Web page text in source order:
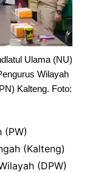
Ulama (NU)
Wilayah
Kalteng. Foto:
(PW)
(Kalteng)
(DPW)